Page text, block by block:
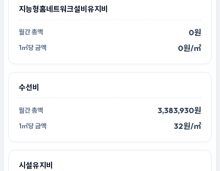
지능형홈네트워크설비유지비
0원
0원/㎡
수선비
3,383,930원
32원/㎡
시설유지비